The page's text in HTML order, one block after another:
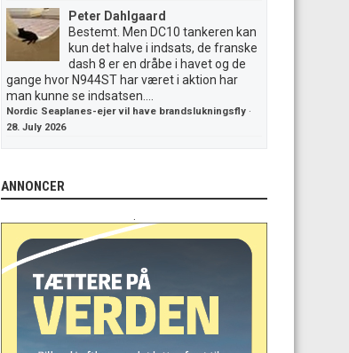
Peter Dahlgaard
Bestemt. Men DC10 tankeren kan
kun det halve i indsats, de franske
dash 8 er en dråbe i havet og de
gange hvor N944ST har været i aktion har
man kunne se indsatsen....
Nordic Seaplanes-ejer vil have brandslukningsfly ·
28. July 2026
ANNONCER